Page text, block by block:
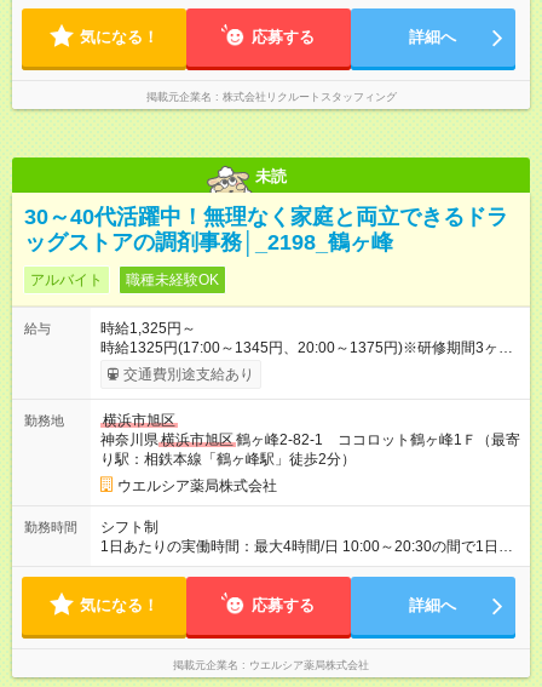
気になる！ 応募する 詳細へ
掲載元企業名 株式会社リクルートスタッフィング
未読
30～40代活躍中！無理なく家庭と両立できるドラ
ッグストアの調剤事務│_2198_鶴ヶ峰
アルバイト 職種未経験OK
給与
時給1,325円～
時給1325円(17:00～1345円、20:00～1375円)※研修期間3ヶ月
以降、社内試験による更新判定あり 社内試験合格後、時給＋50
～100円の昇給あり （大学生は＋20円） 試用期間あり：入社日
期間あり 試用期間の長さ：3ヶ月 雇用形態、給与は本採用時と
同じです。
交通費別途支給あり
勤務地
横浜市旭区
神奈川県横浜市旭区鶴ヶ峰2-82-1 ココロット鶴ヶ峰1Ｆ（最寄
り駅：相鉄本線「鶴ヶ峰駅」徒歩2分）
ウエルシア薬局株式会社
勤務時間
シフト制
1日あたりの実働時間：最大4時間/日 10:00～20:30の間で1日4
時間の勤務 ☆週2～4日の勤務 ※勤務曜日応相談 ☆未経験・無資
気になる！ 応募する 詳細へ
掲載元企業名 ウエルシア薬局株式会社